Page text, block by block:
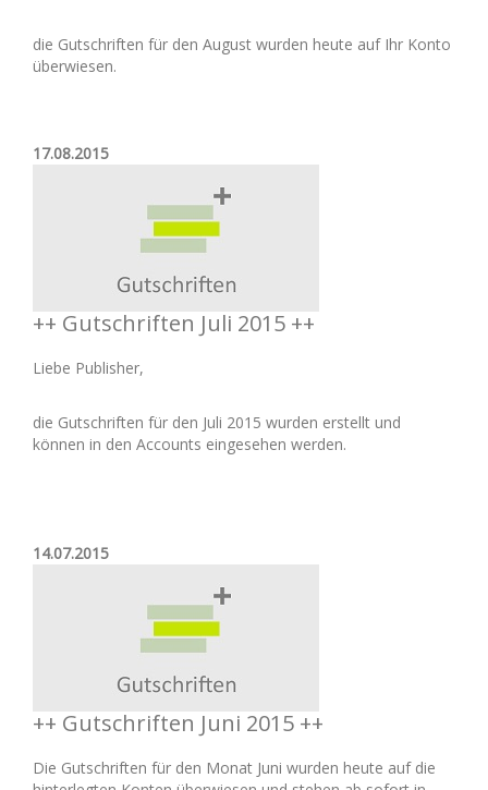
die Gutschriften für den August wurden heute auf Ihr Konto
überwiesen.
17.08.2015
++ Gutschriften Juli 2015 ++
Liebe Publisher,
die Gutschriften für den Juli 2015 wurden erstellt und
können in den Accounts eingesehen werden.
14.07.2015
++ Gutschriften Juni 2015 ++
Die Gutschriften für den Monat Juni wurden heute auf die